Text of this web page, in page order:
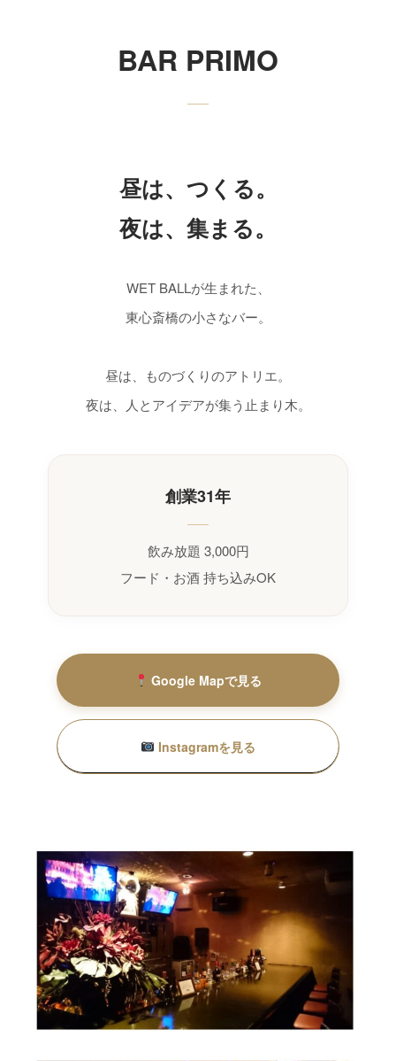
BAR PRIMO
昼は、つくる。
夜は、集まる。
WET BALLが生まれた、
東心斎橋の小さなバー。
昼は、ものづくりのアトリエ。
夜は、人とアイデアが集う止まり木。
創業31年
飲み放題 3,000円
フード・お酒 持ち込みOK
Google Mapで見る
Instagramを見る